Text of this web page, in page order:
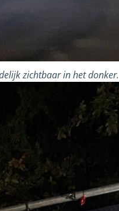
zichtbaar in het donker.